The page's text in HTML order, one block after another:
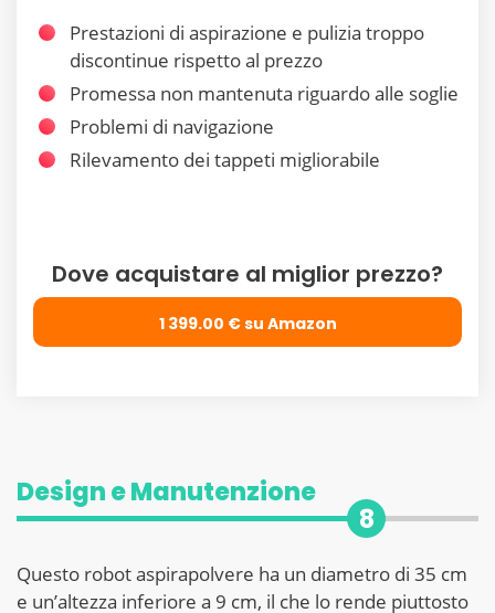
Dove acquistare al miglior prezzo?
1 399.00 € su Amazon
Prestazioni di aspirazione e pulizia troppo
discontinue rispetto al prezzo
Promessa non mantenuta riguardo alle soglie
Problemi di navigazione
Rilevamento dei tappeti migliorabile
Design e Manutenzione
8
Questo robot aspirapolvere ha un diametro di 35 cm
e un’altezza inferiore a 9 cm, il che lo rende piuttosto